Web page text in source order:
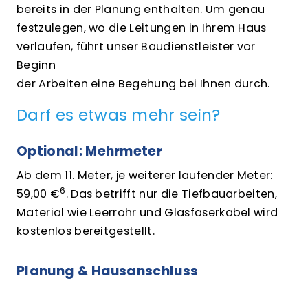
bereits in der Planung enthalten. Um genau
festzulegen, wo die Leitungen in Ihrem Haus
verlaufen, führt unser Baudienstleister vor
Beginn
der Arbeiten eine Begehung bei Ihnen durch.
Darf es etwas mehr sein?
Optional: Mehrmeter
Ab dem 11. Meter, je weiterer laufender Meter:
59,00 €6. Das betrifft nur die Tiefbauarbeiten,
Material wie Leerrohr und Glasfaserkabel wird
kostenlos bereitgestellt.
Planung & Hausanschluss